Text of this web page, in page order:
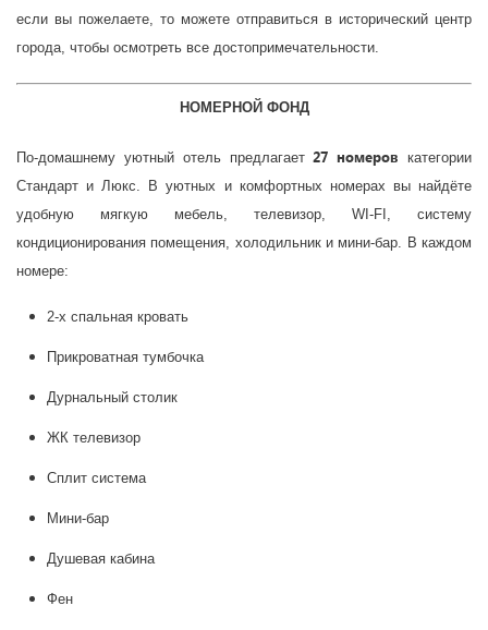
если вы пожелаете, то можете отправиться в исторический центр
города, чтобы осмотреть все достопримечательности.
НОМЕРНОЙ ФОНД
По-домашнему уютный отель предлагает27 номеров категории
Стандарт и Люкс. В уютных и комфортных номерах вы найдёте
удобную мягкую мебель, телевизор, WI-FI, систему
кондиционирования помещения, холодильник и мини-бар. В каждом
номере:
2-х спальная кровать
Прикроватная тумбочка
Дурнальный столик
ЖК телевизор
Сплит система
Мини-бар
Душевая кабина
Фен